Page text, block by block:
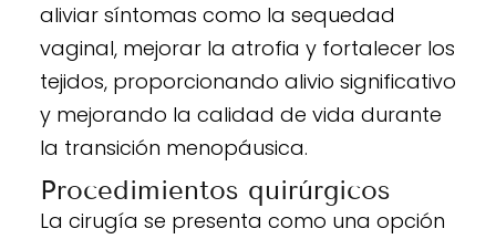
aliviar síntomas como la sequedad
vaginal, mejorar la atrofia y fortalecer los
tejidos, proporcionando alivio significativo
y mejorando la calidad de vida durante
la transición menopáusica.
Procedimientos quirúrgicos
La cirugía se presenta como una opción